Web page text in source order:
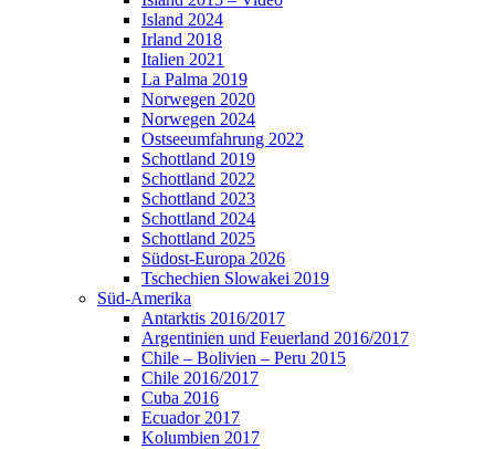
Island 2024
Irland 2018
Italien 2021
La Palma 2019
Norwegen 2020
Norwegen 2024
Ostseeumfahrung 2022
Schottland 2019
Schottland 2022
Schottland 2023
Schottland 2024
Schottland 2025
Südost-Europa 2026
Tschechien Slowakei 2019
Süd-Amerika
Antarktis 2016/2017
Argentinien und Feuerland 2016/2017
Chile – Bolivien – Peru 2015
Chile 2016/2017
Cuba 2016
Ecuador 2017
Kolumbien 2017